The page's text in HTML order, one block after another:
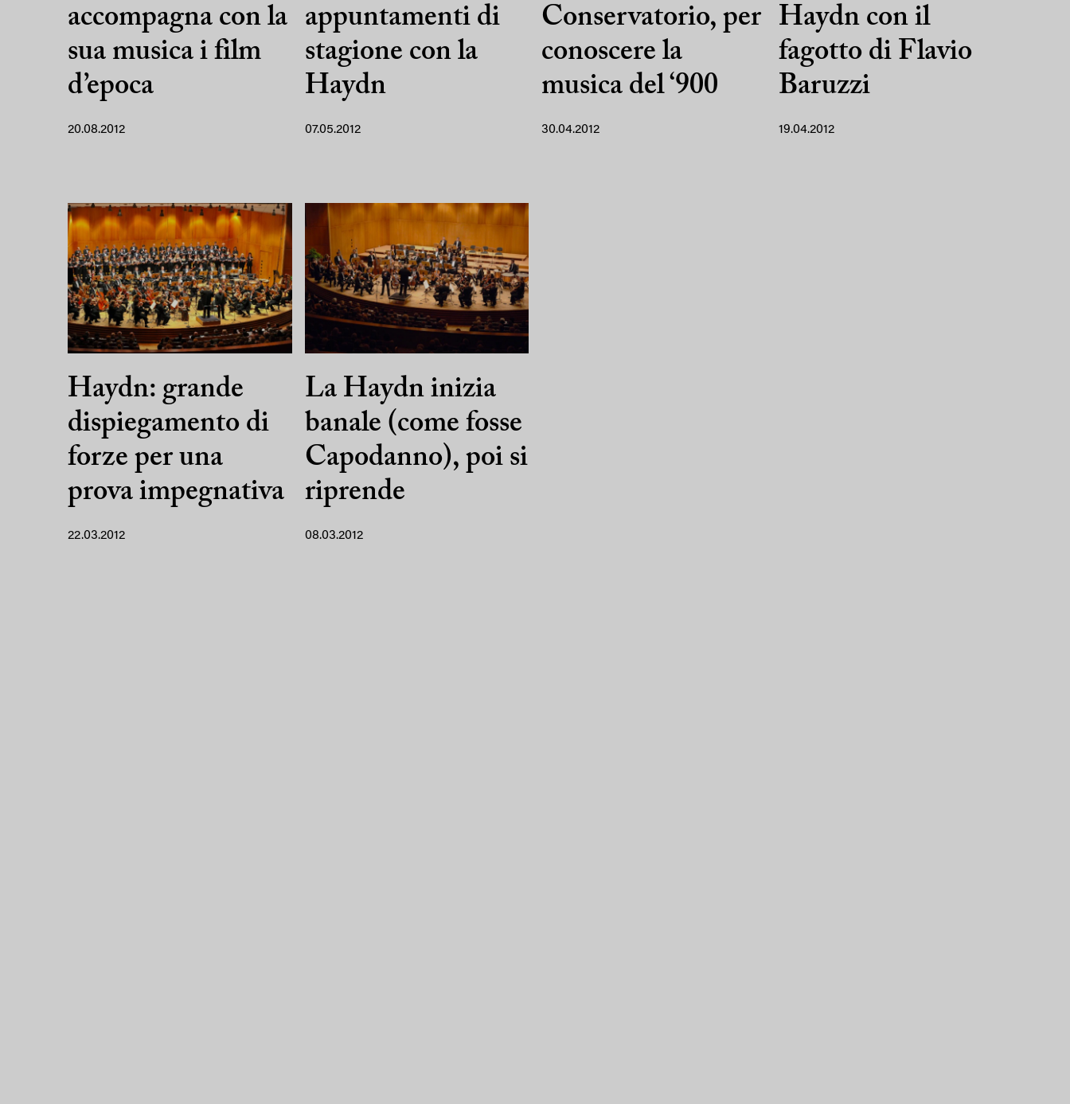
accompagna con la
sua musica i film
d’epoca
20.08.2012
appuntamenti di
stagione con la
Haydn
07.05.2012
Conservatorio, per
conoscere la
musica del ‘900
30.04.2012
Haydn con il
fagotto di Flavio
Baruzzi
19.04.2012
Haydn: grande
dispiegamento di
forze per una
prova impegnativa
22.03.2012
La Haydn inizia
banale (come fosse
Capodanno), poi si
riprende
08.03.2012